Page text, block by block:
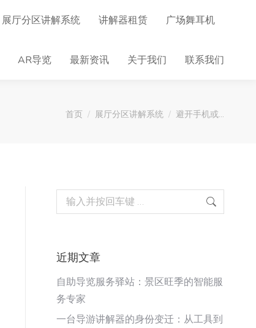
展厅分区讲解系统 讲解器租赁 广场舞耳机
AR导览 最新资讯 关于我们 联系我们
您在这里：
首页 展厅分区讲解系统 避开手机或…
Search:
近期文章
自助导览服务驿站：景区旺季的智能服
务专家
一台导游讲解器的身份变迁：从工具到